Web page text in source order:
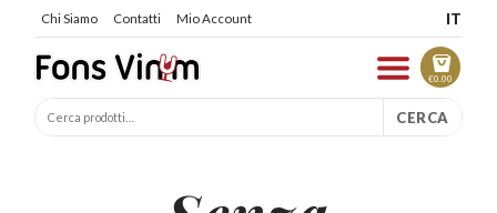
Chi Siamo Contatti Mio Account IT
€0.00
CERCA